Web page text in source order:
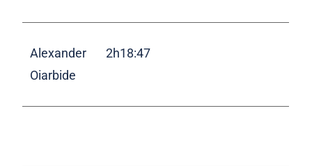
Alexander
Oiarbide
2h18:47